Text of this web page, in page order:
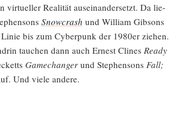
vir­tu­el­ler Rea­li­tät aus­ein­an­der­setzt. Da lie­
Snow­crash und Wil­liam Gib­sons
bis zum Cyber­punk der 1980er zie­hen.
tau­chen dann auch Ernest Cli­nes Rea­dy
Game­ch­an­gerund Ste­phen­sons Fall;
Und vie­le andere.